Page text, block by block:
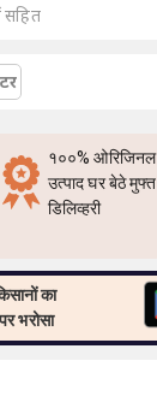
सहित
१००% ओरिजिनल
उत्पाद घर बेठे मुफ्त
डिलिव्हरी
का
भरोसा